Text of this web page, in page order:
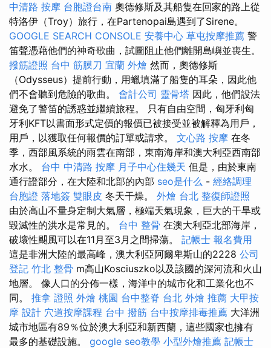
中清路 按摩 台胞證台南 奧德修斯及其船隻在回家的路上從
特洛伊（Troy）旅行，在Partenopai島遇到了Sirene。
GOOGLE SEARCH CONSOLE 安養中心 草屯按摩推薦 警
笛聲憑藉他們的神奇歌曲，試圖阻止他們離開島嶼並喪生。
撥筋證照 台中 筋膜刀 宜蘭 外燴 然而，奧德修斯
（Odysseus）提前行動，用蠟填滿了船隻的耳朵，因此他
們不會聽到危險的歌曲。 會計公司 靈骨塔 因此，他們設法
避免了警笛的誘惑並繼續旅程。 只有自由空間，匈牙利匈
牙利KFT以書面形式定價的報價已被接受並被解釋為用戶，
用戶，以獲取任何報價的訂單或請求。 文心路 按摩 在冬
季，西部風系統的雨雲在南部，東南海岸和澳大利亞西南部
水水。 台中 中清路 按摩 月子中心住幾天 但是，由於東南
通行證部分，在大陸和北部的內部 seo是什么 - 經絡調理
台胞證 落地簽 雙眼皮 冬天干燥。 外燴 台北 整復師證照
由於高山不量身定制大氣層，極端天氣現象，巨大的干旱或
毀滅性的洪水是常見的。 台中 整骨 在澳大利亞北部海岸，
破壞性颶風可以在11月至3月之間掃蕩。 記帳士 報名費用
這是非洲大陸的最高峰，澳大利亞阿爾卑斯山的2228 公司
登記 竹北 整骨 m高山Kosciuszko以及該國的深河流和火山
地層。 像人口的分佈一樣，海洋中的城市化和工業化也不
同。 推拿 證照 外燴 桃園 台中整脊 台北 外燴 推薦 大甲按
摩 設計 穴道按摩課程 台中 撥筋 台中按摩排毒推薦 大洋洲
城市地區有89％位於澳大利亞和新西蘭，這些國家也擁有
最多的基礎設施。 google seo教學 小型外燴推薦 記帳士